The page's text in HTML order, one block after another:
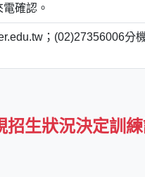
確認。
；(02)27356006分
生狀況決定訓